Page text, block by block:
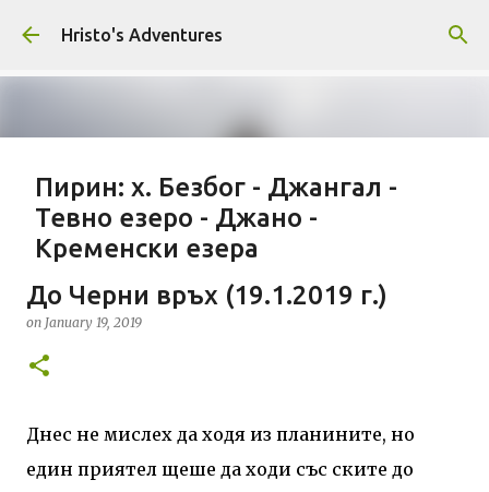
Skip to main content
Hristo's Adventures
Пирин: х. Безбог - Джангал -
Тевно езеро - Джано -
Кременски езера
КРЕМЕНСКИ ЕЗЕРА
До Черни връх (19.1.2019 г.)
on January 19, 2019
Днес не мислех да ходя из планините, но
един приятел щеше да ходи със ските до